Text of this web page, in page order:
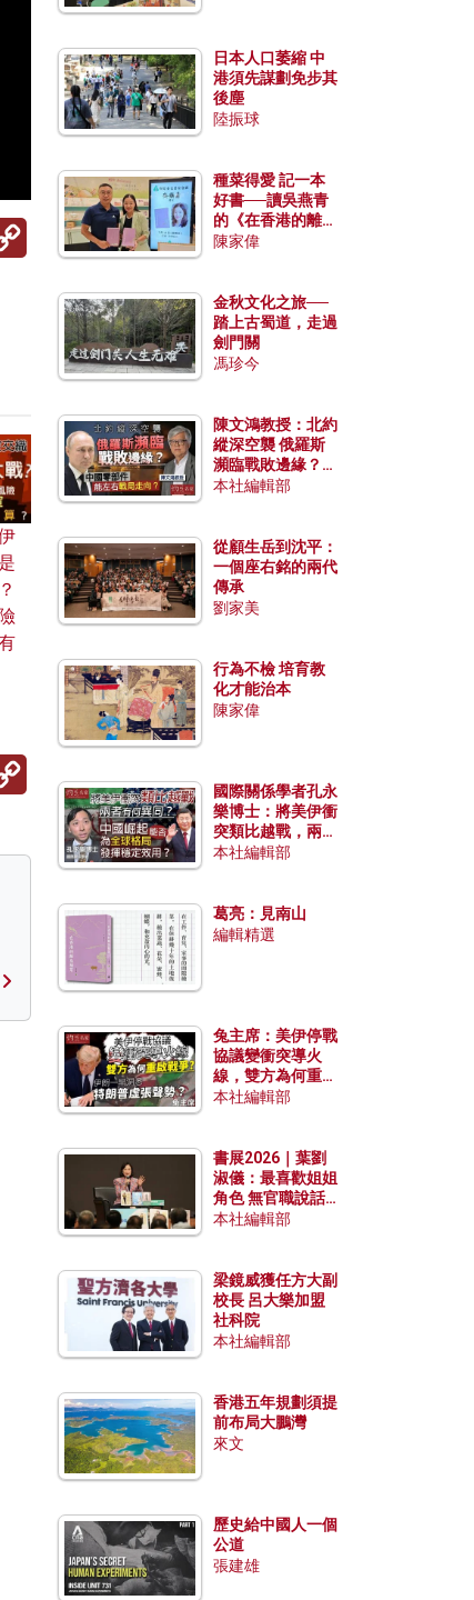
Copy
日本人口萎縮 中
港須先謀劃免步其
後塵
陸振球
種菜得愛 記一本
好書──讀吳燕青
的《在香港的離島
種菜》
陳家偉
金秋文化之旅──
踏上古蜀道，走過
劍門關
馮珍今
陳文鴻教授：北約
縱深空襲 俄羅斯
瀕臨戰敗邊緣？中
國零部件能左右戰
本社編輯部
從顧生岳到沈平：
一個座右銘的兩代
傳承
劉家美
行為不檢 培育教
化才能治本
陳家偉
國際關係學者孔永
樂博士：將美伊衝
突類比越戰，兩者
有何異同？中國崛
本社編輯部
葛亮：見南山
編輯精選
兔主席：美伊停戰
協議變衝突導火
線，雙方為何重啟
戰爭？伊朗一早洞
本社編輯部
書展2026｜葉劉
淑儀：最喜歡姐姐
角色 無官職說話
包袱少
本社編輯部
梁鏡威獲任方大副
校長 呂大樂加盟
社科院
本社編輯部
香港五年規劃須提
前布局大鵬灣
來文
歷史給中國人一個
公道
張建雄